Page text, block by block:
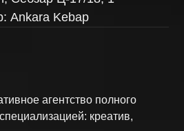
Ankara Kebap
агентство полного
креатив,